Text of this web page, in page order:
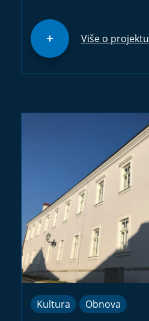
Više o projektu
Kultura Obnova